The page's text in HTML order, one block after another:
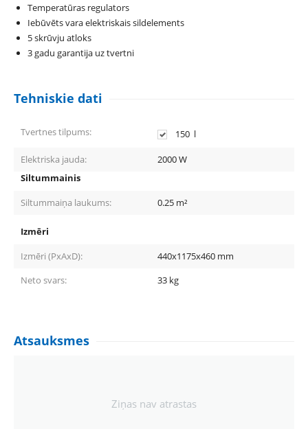
Temperatūras regulators
Iebūvēts vara elektriskais sildelements
5 skrūvju atloks
3 gadu garantija uz tvertni
Tehniskie dati
Tvertnes tilpums: 150 l
Elektriska jauda: 2000W
Siltummainis
Siltummaiņa laukums:
0.25 m²
Izmēri
Izmēri (PxAxD):
440x1175x460 mm
Neto svars:
33 kg
Atsauksmes
Ziņas nav atrastas